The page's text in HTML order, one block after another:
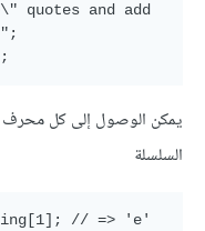
quotes and add
يمكن الوصول إلى كل
السلسلة